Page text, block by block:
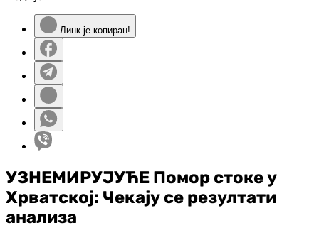
Линк је копиран!
УЗНЕМИРУЈУЋЕ Помор стоке у
Хрватској: Чекају се резултати
анализа